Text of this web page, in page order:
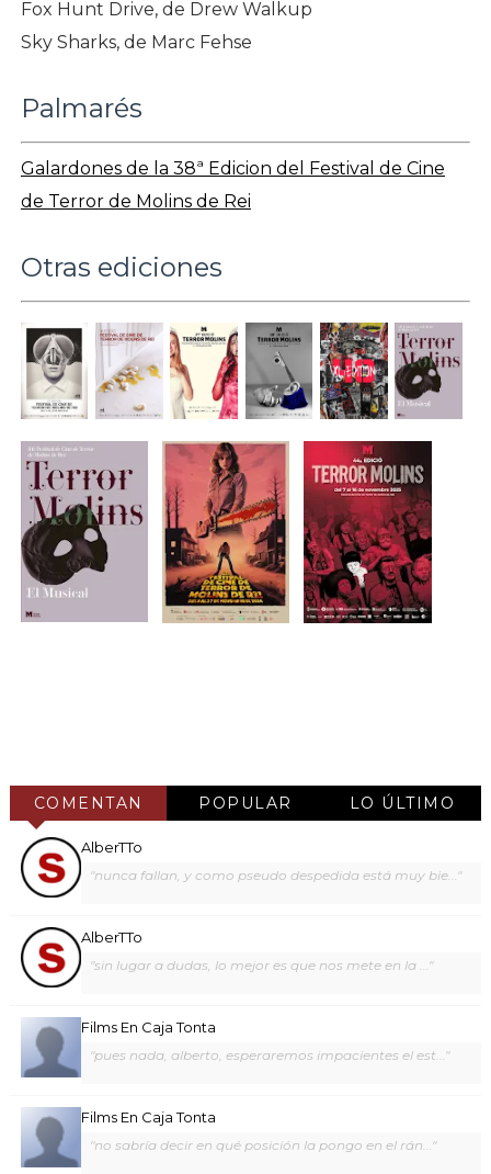
Fox Hunt Drive, de Drew Walkup
Sky Sharks, de Marc Fehse
Palmarés
Galardones de la 38ª Edicion del Festival de Cine
de Terror de Molins de Rei
Otras ediciones
COMENTAN POPULAR LO ÚLTIMO
AlberTTo
"nunca fallan, y como pseudo despedida está muy bie..."
AlberTTo
"sin lugar a dudas, lo mejor es que nos mete en la ..."
Films En Caja Tonta
"pues nada, alberto, esperaremos impacientes el est..."
Films En Caja Tonta
"no sabría decir en qué posición la pongo en el rán..."